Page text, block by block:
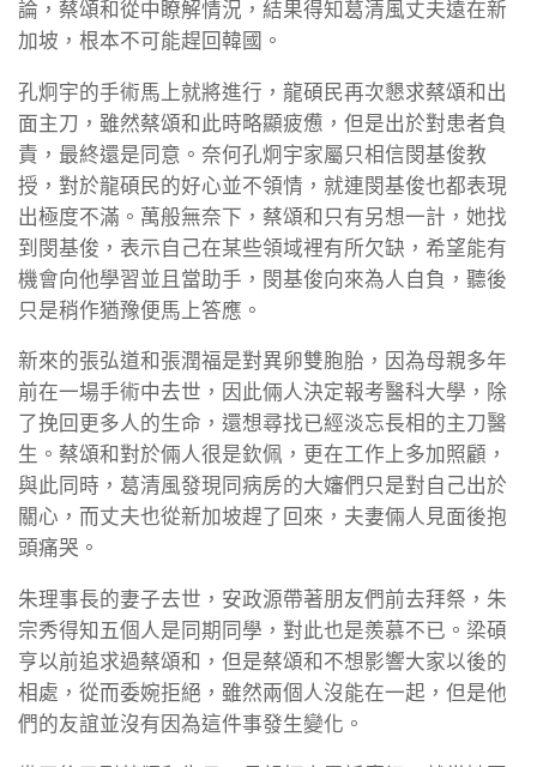
論，蔡頌和從中瞭解情況，結果得知葛清風丈夫遠在新
加坡，根本不可能趕回韓國。
孔炯宇的手術馬上就將進行，龍碩民再次懇求蔡頌和出
面主刀，雖然蔡頌和此時略顯疲憊，但是出於對患者負
責，最終還是同意。奈何孔炯宇家屬只相信閔基俊教
授，對於龍碩民的好心並不領情，就連閔基俊也都表現
出極度不滿。萬般無奈下，蔡頌和只有另想一計，她找
到閔基俊，表示自己在某些領域裡有所欠缺，希望能有
機會向他學習並且當助手，閔基俊向來為人自負，聽後
只是稍作猶豫便馬上答應。
新來的張弘道和張潤福是對異卵雙胞胎，因為母親多年
前在一場手術中去世，因此倆人決定報考醫科大學，除
了挽回更多人的生命，還想尋找已經淡忘長相的主刀醫
生。蔡頌和對於倆人很是欽佩，更在工作上多加照顧，
與此同時，葛清風發現同病房的大嬸們只是對自己出於
關心，而丈夫也從新加坡趕了回來，夫妻倆人見面後抱
頭痛哭。
朱理事長的妻子去世，安政源帶著朋友們前去拜祭，朱
宗秀得知五個人是同期同學，對此也是羨慕不已。梁碩
亨以前追求過蔡頌和，但是蔡頌和不想影響大家以後的
相處，從而委婉拒絕，雖然兩個人沒能在一起，但是他
們的友誼並沒有因為這件事發生變化。